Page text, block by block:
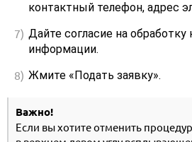
контактный телефон, адрес
Дайте согласие на
информации.
Жмите «Подать заявку».
Важно!
Если вы хотите отменить